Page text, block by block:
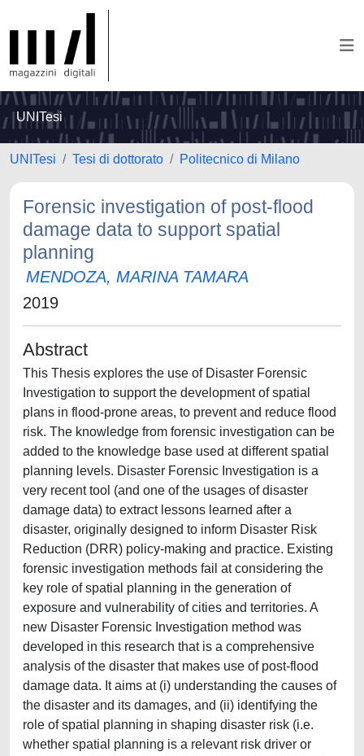
UNITesi
UNITesi Tesi di dottorato Politecnico di Milano
Forensic investigation of post-flood
damage data to support spatial
planning
MENDOZA, MARINA TAMARA
2019
Abstract
This Thesis explores the use of Disaster Forensic
Investigation to support the development of spatial
plans in flood-prone areas, to prevent and reduce flood
risk. The knowledge from forensic investigation can be
added to the knowledge base used at different spatial
planning levels. Disaster Forensic Investigation is a
very recent tool (and one of the usages of disaster
damage data) to extract lessons learned after a
disaster, originally designed to inform Disaster Risk
Reduction (DRR) policy-making and practice. Existing
forensic investigation methods fail at considering the
key role of spatial planning in the generation of
exposure and vulnerability of cities and territories. A
new Disaster Forensic Investigation method was
developed in this research that is a comprehensive
analysis of the disaster that makes use of post-flood
damage data. It aims at (i) understanding the causes of
the disaster and its damages, and (ii) identifying the
role of spatial planning in shaping disaster risk (i.e.
whether spatial planning is a relevant risk driver or